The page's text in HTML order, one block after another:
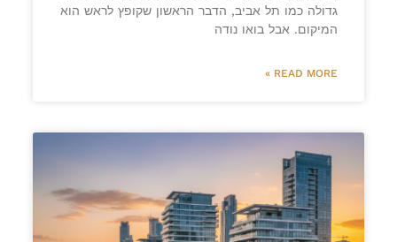
גדולה כמו תל אביב, הדבר הראשון שקופץ לראש הוא
המיקום. אבל בואו נודה
READ MORE »